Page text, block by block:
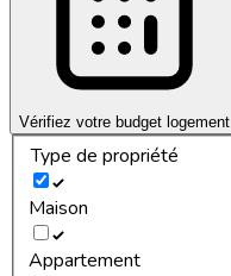
Vérifiez votre budget logement
Type de propriété
Maison
Appartement